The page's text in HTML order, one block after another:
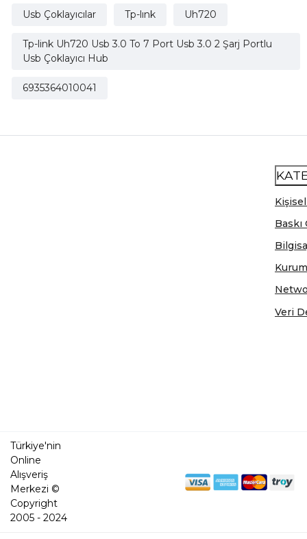
Usb Çoklayıcılar Tp-lınk Uh720
Tp-link Uh720 Usb 3.0 To 7 Port Usb 3.0 2 Şarj Portlu
Usb Çoklayıcı Hub
6935364010041
Veri
Türkiye'nin
Online
Alışveriş
Merkezi ©
Copyright
2005 - 2024